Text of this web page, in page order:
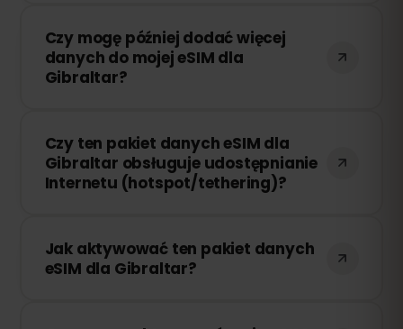
połączenie zostanie przerwane. Możesz
łatwo doładować swoją eSIM przez
panel eSIMFOX i natychmiast wznowić
Czy mogę później dodać więcej
danych do mojej eSIM dla
Gibraltar?
dowolnym momencie bez konieczności
ponownej instalacji eSIM. Wystarczy
zalogować się na swoje konto i wybrać
Czy ten pakiet danych eSIM dla
Gibraltar obsługuje udostępnianie
Internetu (hotspot/tethering)?
połączenie internetowe innym
urządzeniom za pomocą hotspotu lub
Jak aktywować ten pakiet danych
eSIM dla Gibraltar?